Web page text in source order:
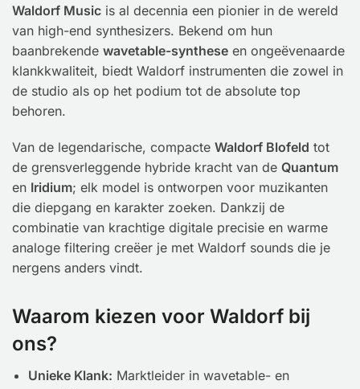
Waldorf Music is al decennia een pionier in de wereld
van high-end synthesizers. Bekend om hun
baanbrekende wavetable-synthese en ongeëvenaarde
klankkwaliteit, biedt Waldorf instrumenten die zowel in
de studio als op het podium tot de absolute top
behoren.
Van de legendarische, compacte Waldorf Blofeld tot
de grensverleggende hybride kracht van de Quantum
en Iridium; elk model is ontworpen voor muzikanten
die diepgang en karakter zoeken. Dankzij de
combinatie van krachtige digitale precisie en warme
analoge filtering creëer je met Waldorf sounds die je
nergens anders vindt.
Waarom kiezen voor Waldorf bij
ons?
Unieke Klank: Marktleider in wavetable- en